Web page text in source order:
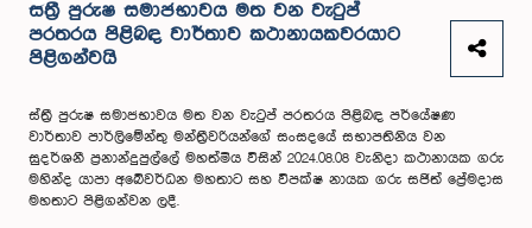
ස්ත්‍රී පුරුෂ සමාජභාවය මත වන වැටුප්
පරතරය පිළිබඳ වාර්තාව කථානායකවරයාට
පිළිගන්වයි
ස්ත්‍රී පුරුෂ සමාජභාවය මත වන වැටුප් පරතරය පිළිබඳ පර්යේෂණ
වාර්තාව පාර්ලිමේන්තු මන්ත්‍රීවරියන්ගේ සංසදයේ සභාපතිනිය වන
සුදර්ශනී ප්‍රනාන්දුපුල්ලේ මහත්මිය විසින් 2024.08.08 වැනිදා කථානායක ගරු
මහින්ද යාපා අබේවර්ධන මහතාට සහ විපක්ෂ නායක ගරු සජිත් ප්‍රේමදාස
මහතාට පිළිගන්වන ලදී.